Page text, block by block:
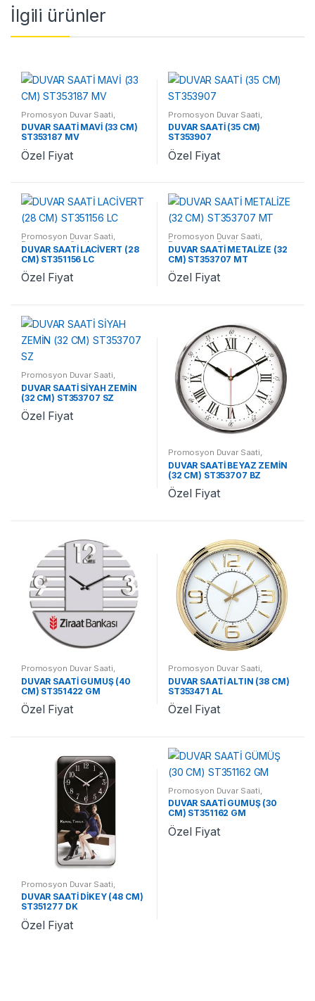
İlgili ürünler
Promosyon Duvar Saati
Promosyon Saatler
DUVAR SAATİ MAVİ (33 CM)
ST353187 MV
Özel Fiyat
Promosyon Duvar Saati
Promosyon Saatler
DUVAR SAATİ (35 CM)
ST353907
Özel Fiyat
Promosyon Duvar Saati,
Promosyon Saatler
DUVAR SAATİ LACİVERT (28
CM) ST351156 LC
Özel Fiyat
Promosyon Duvar Saati,
Promosyon Saatler
DUVAR SAATİ METALİZE (32
CM) ST353707 MT
Özel Fiyat
Promosyon Duvar Saati,
Promosyon Saatler
DUVAR SAATİ SİYAH ZEMİN
(32 CM) ST353707 SZ
Özel Fiyat
Promosyon Duvar Saati,
Promosyon Saatler
DUVAR SAATİ BEYAZ ZEMİN
(32 CM) ST353707 BZ
Özel Fiyat
Promosyon Duvar Saati
Promosyon Saatler
DUVAR SAATİ GÜMÜŞ (40
CM) ST351422 GM
Özel Fiyat
Promosyon Duvar Saati
Promosyon Saatler
DUVAR SAATİ ALTIN (38 CM)
ST353471 AL
Özel Fiyat
Promosyon Duvar Saati
Promosyon Saatler
DUVAR SAATİ DİKEY (48 CM)
ST351277 DK
Özel Fiyat
Promosyon Duvar Saati
Promosyon Saatler
DUVAR SAATİ GÜMÜŞ (30
CM) ST351162 GM
Özel Fiyat